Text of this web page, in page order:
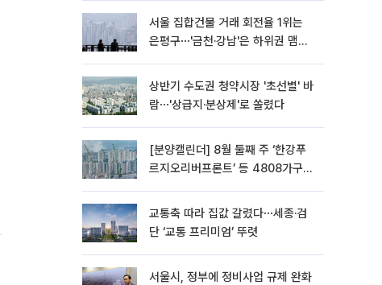
서울 집합건물 거래 회전율 1위는
은평구⋯'금천·강남'은 하위권 맴돌
상반기 수도권 청약시장 '초선별' 바
람⋯'상급지·분상제'로 쏠렸다
[분양캘린더] 8월 둘째 주 ‘한강푸
르지오리버프론트’ 등 4808가구
교통축 따라 집값 갈렸다⋯세종·검
단 ‘교통 프리미엄’ 뚜렷
서울시, 정부에 정비사업 규제 완화